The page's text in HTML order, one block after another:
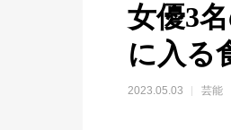
女優3
に入る
2023.05.03 芸能